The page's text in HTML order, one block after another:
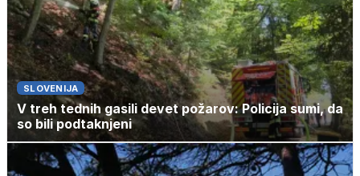
SLOVENIJA
V treh tednih gasili devet požarov: Policija sumi, da
so bili podtaknjeni